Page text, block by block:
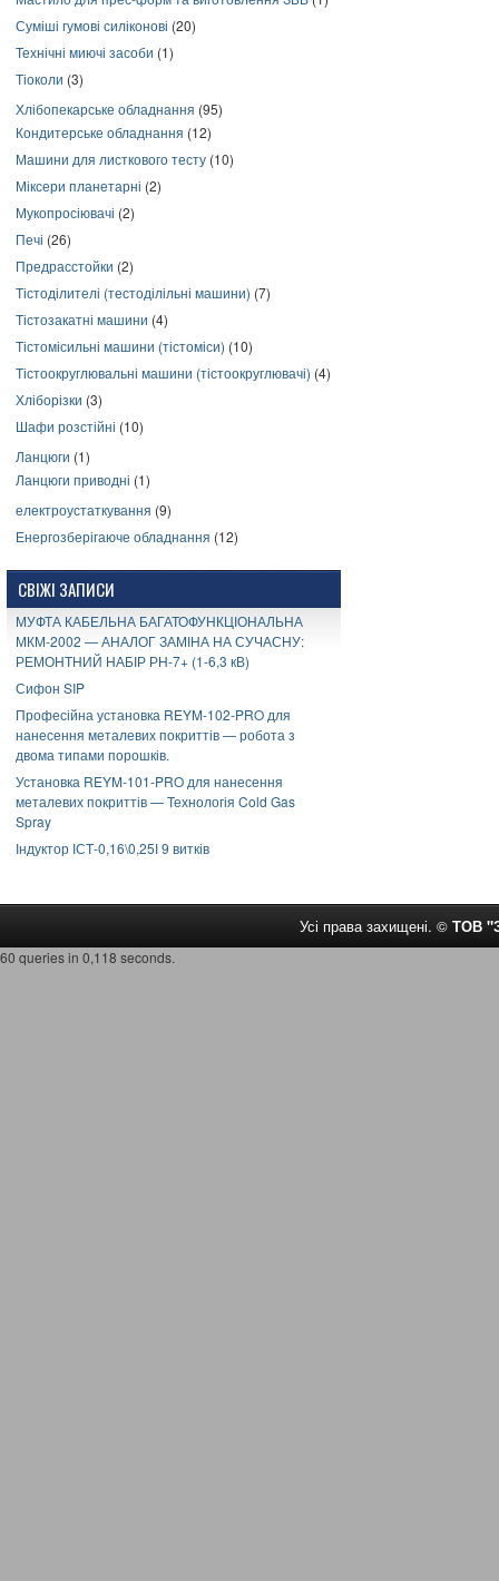
Суміші гумові силіконові (20)
Технічні миючі засоби (1)
Тіоколи (3)
Хлібопекарське обладнання (95)
Кондитерське обладнання (12)
Машини для листкового тесту (10)
Міксери планетарні (2)
Мукопросіювачі (2)
Печі (26)
Предрасстойки (2)
Тістоділителі (тестоділільні машини) (7)
Тістозакатні машини (4)
Тістомісильні машини (тістоміси) (10)
Тістоокруглювальні машини (тістоокруглювачі) (4)
Хліборізки (3)
Шафи розстійні (10)
Ланцюги (1)
Ланцюги приводні (1)
електроустаткування (9)
Енергозберігаюче обладнання (12)
СВІЖІ ЗАПИСИ
МУФТА КАБЕЛЬНА БАГАТОФУНКЦІОНАЛЬНА
МКМ-2002 — АНАЛОГ ЗАМІНА НА СУЧАСНУ:
РЕМОНТНИЙ НАБІР РН-7+ (1-6,3 кВ)
Сифон SIP
Професійна установка REYM-102-PRO для
нанесення металевих покриттів — робота з
двома типами порошків.
Установка REYM-101-PRO для нанесення
металевих покриттів — Технологія Cold Gas
Spray
Індуктор ІСТ-0,16\0,25І 9 витків
Усі права захищені. © ТОВ
60 queries in 0,118 seconds.